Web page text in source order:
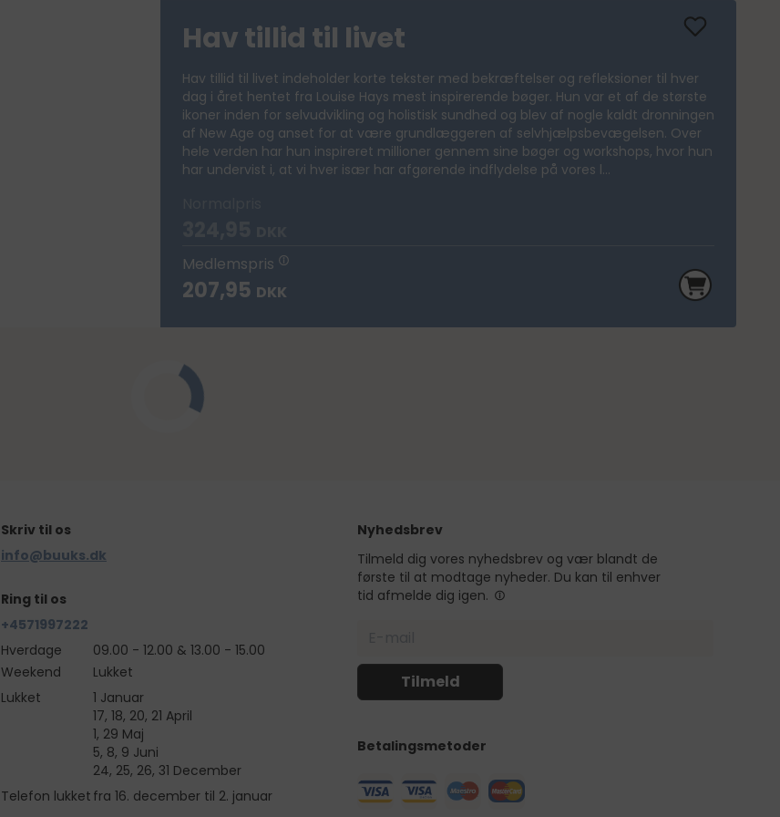
Hav tillid til livet
Hav tillid til livet indeholder korte tekster med bekræftelser og refleksioner til hver
dag i året hentet fra Louise Hays mest inspirerende bøger. Hun var et af de største
ikoner inden for selvudvikling og holistisk sundhed og blev af nogle kaldt dronningen
af New Age og anset for at være grundlæggeren af selvhjælpsbevægelsen. Over
hele verden har hun inspireret millioner gennem sine bøger og workshops, hvor hun
har undervist i, at vi hver især har afgørende indflydelse på vores l...
Medlemspris
207,95 DKK
Skriv til os
info@buuks.dk
Ring til os
+4571997222
Hverdage
09.00 - 12.00 & 13.00 - 15.00
Weekend
Lukket
Lukket
Telefon lukket
1 Januar
17, 18, 20, 21 April
1, 29 Maj
5, 8, 9 Juni
24, 25, 26, 31 December
fra 16. december til 2. januar
Nyhedsbrev
Tilmeld dig vores nyhedsbrev og vær blandt de
første til at modtage nyheder. Du kan til enhver
tid afmelde dig igen.
Betalingsmetoder